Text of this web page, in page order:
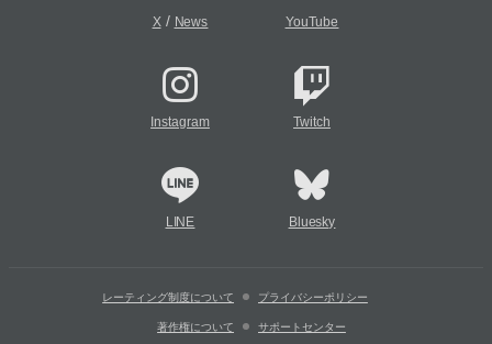
X/ News YouTube
Instagram Twitch
LINE Bluesky
レーティング制度について プライバシーポリシー
著作権について サポートセンター